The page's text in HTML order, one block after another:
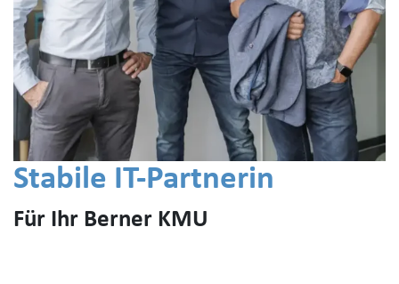
Stabile IT-Partnerin
Für Ihr Berner KMU